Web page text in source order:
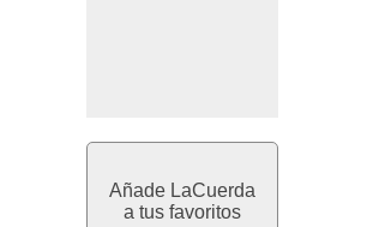
Añade LaCuerda
a tus favoritos